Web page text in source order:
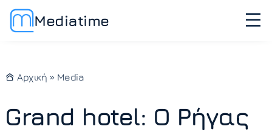
Mediatime
Αρχική » Media
Grand hotel: Ο Ρήγας